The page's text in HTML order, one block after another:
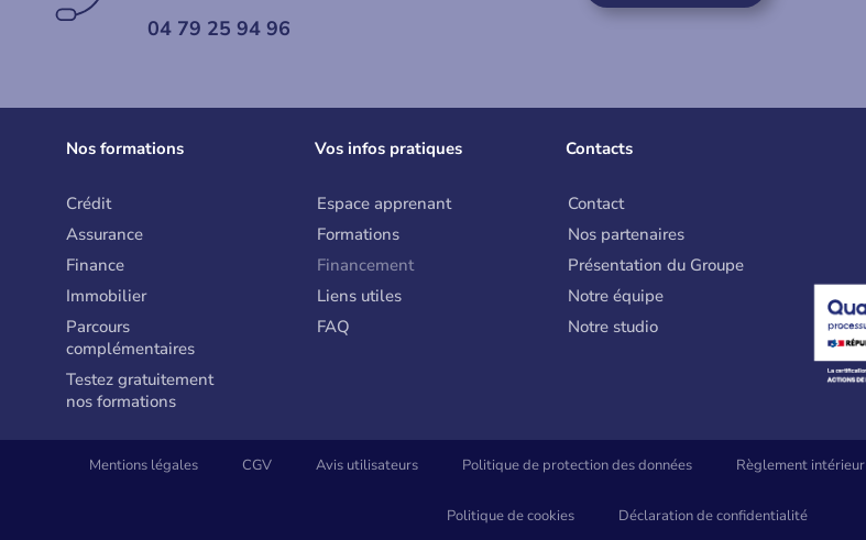
04 79 25 94 96
Nos formations
Crédit
Assurance
Finance
Immobilier
Parcours
complémentaires
Testez gratuitement
nos formations
Vos infos pratiques
Espace apprenant
Formations
Financement
Liens utiles
FAQ
Contacts
Contact
Nos partenaires
Présentation du Groupe
Notre équipe
Notre studio
Mentions légales CGV Avis utilisateurs Politique de protection des données Règlement intérieur
Politique de cookies Déclaration de confidentialité